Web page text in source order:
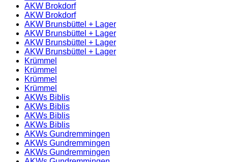
AKW Brokdorf
AKW Brokdorf
AKW Brunsbüttel + Lager
AKW Brunsbüttel + Lager
AKW Brunsbüttel + Lager
AKW Brunsbüttel + Lager
Krümmel
Krümmel
Krümmel
Krümmel
AKWs Biblis
AKWs Biblis
AKWs Biblis
AKWs Biblis
AKWs Gundremmingen
AKWs Gundremmingen
AKWs Gundremmingen